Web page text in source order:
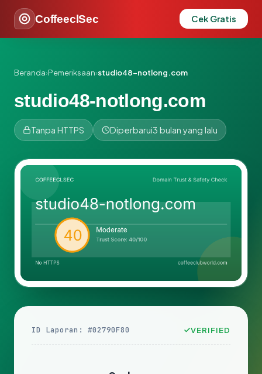
CoffeeclSec Cek Gratis
Beranda›Pemeriksaan›studio48-notlong.com
studio48-notlong.com
Tanpa HTTPS Diperbarui3 bulan yang lalu
ID Laporan: #02790F80 VERIFIED